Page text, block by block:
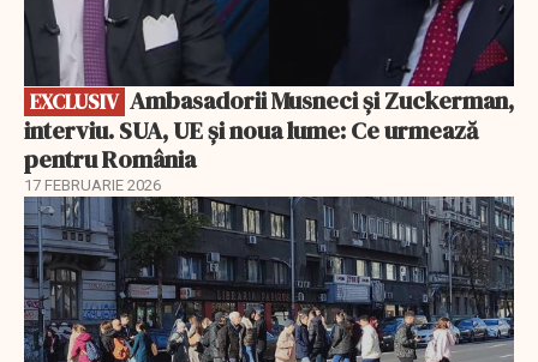
EXCLUSIV
interviu. SUA, UE și noua lume: Ce urmează
pentru România
17 FEBRUARIE 2026